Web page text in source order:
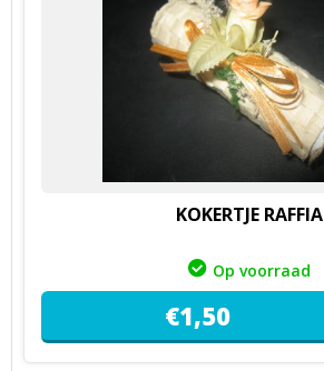
KOKERTJE RAFFIA
Op voorraad
€1,50